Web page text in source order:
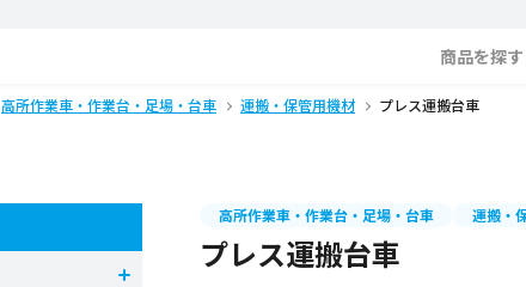
商品を探す
高所作業車・作業台・足場・台車 運搬・保管用機材 プレス運搬台車
高所作業車・作業台・足場・台車 運搬・
プレス運搬台車